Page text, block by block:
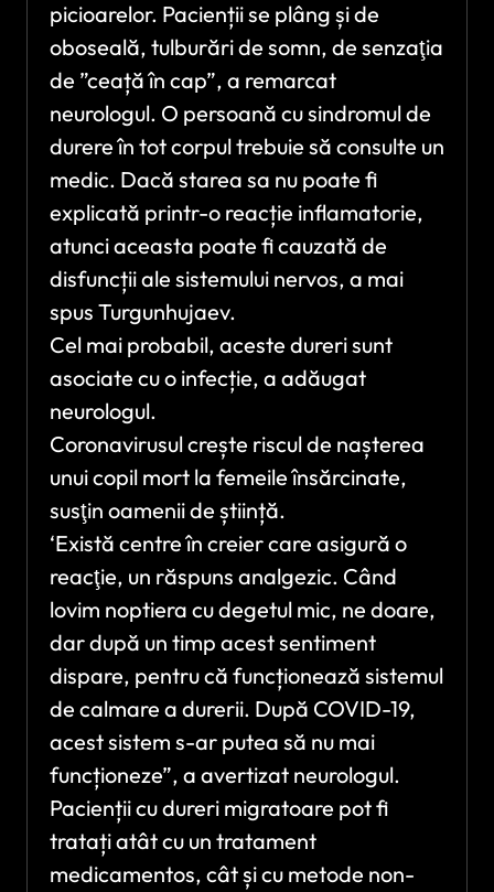
picioarelor. Pacienții se plâng și de
oboseală, tulburări de somn, de senzaţia
de ”ceață în cap”, a remarcat
neurologul. O persoană cu sindromul de
durere în tot corpul trebuie să consulte un
medic. Dacă starea sa nu poate fi
explicată printr-o reacție inflamatorie,
atunci aceasta poate fi cauzată de
disfuncții ale sistemului nervos, a mai
spus Turgunhujaev.
Cel mai probabil, aceste dureri sunt
asociate cu o infecție, a adăugat
neurologul.
Coronavirusul crește riscul de nașterea
unui copil mort la femeile însărcinate,
susţin oamenii de știință.
‘Există centre în creier care asigură o
reacţie, un răspuns analgezic. Când
lovim noptiera cu degetul mic, ne doare,
dar după un timp acest sentiment
dispare, pentru că funcționează sistemul
de calmare a durerii. După COVID-19,
acest sistem s-ar putea să nu mai
funcționeze”, a avertizat neurologul.
Pacienții cu dureri migratoare pot fi
tratați atât cu un tratament
medicamentos, cât și cu metode non-